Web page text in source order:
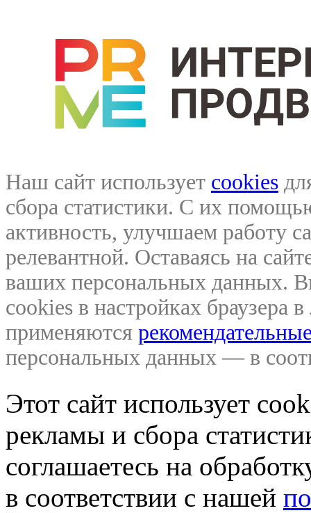
Наш сайт использует cookies
сбора статистики. С их
активность, улучшаем работу
релевантной. Оставаясь на
ваших персональных данных.
cookies в настройках браузера
применяются
персональных данных — в
Этот сайт использует
рекламы и сбора
соглашаетесь на
в соответствии с нашей